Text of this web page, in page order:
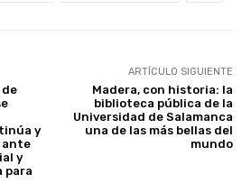
de
y
ante
y
para
ARTÍCULO SIGUIENTE
Madera, con historia: la
biblioteca pública de la
Universidad de Salamanca
una de las más bellas del
mundo